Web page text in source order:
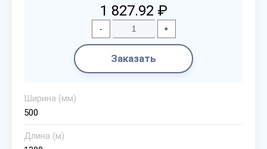
1 827.92 ₽
- +
Заказать
Ширина (мм)
500
Длина (м)